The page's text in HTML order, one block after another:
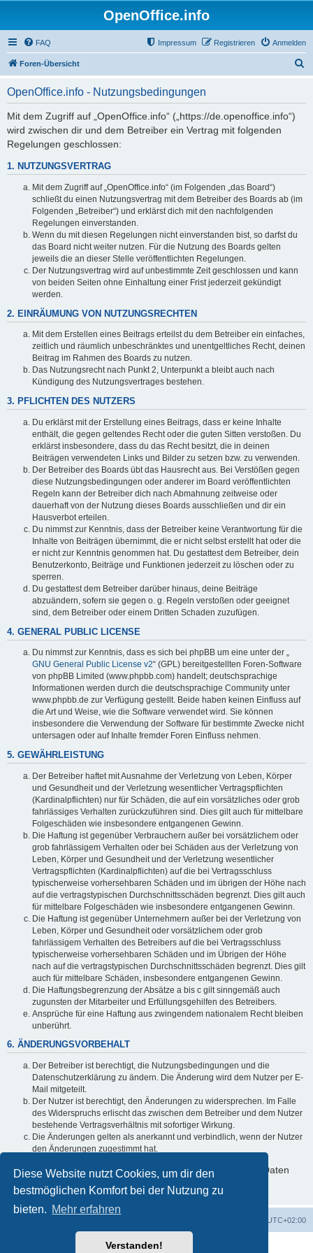
Diese Website nutzt Cookies, um dir den
bestmöglichen Komfort bei der Nutzung zu
bieten. Mehr erfahren
Verstanden!
OpenOffice.info
FAQ Anmelden
Registrieren
Impressum
Foren-Übersicht
OpenOffice.info - Nutzungsbedingungen
Mit dem Zugriff auf „OpenOffice.info“ („https://de.openoffice.info“)
wird zwischen dir und dem Betreiber ein Vertrag mit folgenden
Regelungen geschlossen:
1. NUTZUNGSVERTRAG
Mit dem Zugriff auf „OpenOffice.info“ (im Folgenden „das Board“)
schließt du einen Nutzungsvertrag mit dem Betreiber des Boards ab (im
Folgenden „Betreiber“) und erklärst dich mit den nachfolgenden
Regelungen einverstanden.
Wenn du mit diesen Regelungen nicht einverstanden bist, so darfst du
das Board nicht weiter nutzen. Für die Nutzung des Boards gelten
jeweils die an dieser Stelle veröffentlichten Regelungen.
Der Nutzungsvertrag wird auf unbestimmte Zeit geschlossen und kann
von beiden Seiten ohne Einhaltung einer Frist jederzeit gekündigt
werden.
2. EINRÄUMUNG VON NUTZUNGSRECHTEN
Mit dem Erstellen eines Beitrags erteilst du dem Betreiber ein einfaches,
zeitlich und räumlich unbeschränktes und unentgeltliches Recht, deinen
Beitrag im Rahmen des Boards zu nutzen.
Das Nutzungsrecht nach Punkt 2, Unterpunkt a bleibt auch nach
Kündigung des Nutzungsvertrages bestehen.
3. PFLICHTEN DES NUTZERS
Du erklärst mit der Erstellung eines Beitrags, dass er keine Inhalte
enthält, die gegen geltendes Recht oder die guten Sitten verstoßen. Du
erklärst insbesondere, dass du das Recht besitzt, die in deinen
Beiträgen verwendeten Links und Bilder zu setzen bzw. zu verwenden.
Der Betreiber des Boards übt das Hausrecht aus. Bei Verstößen gegen
diese Nutzungsbedingungen oder anderer im Board veröffentlichten
Regeln kann der Betreiber dich nach Abmahnung zeitweise oder
dauerhaft von der Nutzung dieses Boards ausschließen und dir ein
Hausverbot erteilen.
Du nimmst zur Kenntnis, dass der Betreiber keine Verantwortung für die
Inhalte von Beiträgen übernimmt, die er nicht selbst erstellt hat oder die
er nicht zur Kenntnis genommen hat. Du gestattest dem Betreiber, dein
Benutzerkonto, Beiträge und Funktionen jederzeit zu löschen oder zu
sperren.
Du gestattest dem Betreiber darüber hinaus, deine Beiträge
abzuändern, sofern sie gegen o. g. Regeln verstoßen oder geeignet
sind, dem Betreiber oder einem Dritten Schaden zuzufügen.
4. GENERAL PUBLIC LICENSE
Du nimmst zur Kenntnis, dass es sich bei phpBB um eine unter der „
GNU General Public License v2“ (GPL) bereitgestellten Foren-Software
von phpBB Limited (www.phpbb.com) handelt; deutschsprachige
Informationen werden durch die deutschsprachige Community unter
www.phpbb.de zur Verfügung gestellt. Beide haben keinen Einfluss auf
die Art und Weise, wie die Software verwendet wird. Sie können
insbesondere die Verwendung der Software für bestimmte Zwecke nicht
untersagen oder auf Inhalte fremder Foren Einfluss nehmen.
5. GEWÄHRLEISTUNG
Der Betreiber haftet mit Ausnahme der Verletzung von Leben, Körper
und Gesundheit und der Verletzung wesentlicher Vertragspflichten
(Kardinalpflichten) nur für Schäden, die auf ein vorsätzliches oder grob
fahrlässiges Verhalten zurückzuführen sind. Dies gilt auch für mittelbare
Folgeschäden wie insbesondere entgangenen Gewinn.
Die Haftung ist gegenüber Verbrauchern außer bei vorsätzlichem oder
grob fahrlässigem Verhalten oder bei Schäden aus der Verletzung von
Leben, Körper und Gesundheit und der Verletzung wesentlicher
Vertragspflichten (Kardinalpflichten) auf die bei Vertragsschluss
typischerweise vorhersehbaren Schäden und im übrigen der Höhe nach
auf die vertragstypischen Durchschnittsschäden begrenzt. Dies gilt auch
für mittelbare Folgeschäden wie insbesondere entgangenen Gewinn.
Die Haftung ist gegenüber Unternehmern außer bei der Verletzung von
Leben, Körper und Gesundheit oder vorsätzlichem oder grob
fahrlässigem Verhalten des Betreibers auf die bei Vertragsschluss
typischerweise vorhersehbaren Schäden und im Übrigen der Höhe
nach auf die vertragstypischen Durchschnittsschäden begrenzt. Dies gilt
auch für mittelbare Schäden, insbesondere entgangenen Gewinn.
Die Haftungsbegrenzung der Absätze a bis c gilt sinngemäß auch
zugunsten der Mitarbeiter und Erfüllungsgehilfen des Betreibers.
Ansprüche für eine Haftung aus zwingendem nationalem Recht bleiben
unberührt.
6. ÄNDERUNGSVORBEHALT
Der Betreiber ist berechtigt, die Nutzungsbedingungen und die
Datenschutzerklärung zu ändern. Die Änderung wird dem Nutzer per E-
Mail mitgeteilt.
Der Nutzer ist berechtigt, den Änderungen zu widersprechen. Im Falle
des Widerspruchs erlischt das zwischen dem Betreiber und dem Nutzer
bestehende Vertragsverhältnis mit sofortiger Wirkung.
Die Änderungen gelten als anerkannt und verbindlich, wenn der Nutzer
den Änderungen zugestimmt hat.
Informationen über den Umgang mit deinen persönlichen Daten
sind in der Datenschutzerklärung enthalten.
UTC+02:00
Powered byphpBB® Forum Software © phpBB Limited